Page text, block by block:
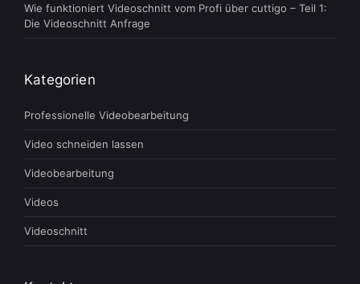
Wie funktioniert Videoschnitt vom Profi über cuttigo – Teil 1:
Die Videoschnitt Anfrage
Kategorien
Professionelle Videobearbeitung
Video schneiden lassen
Videobearbeitung
Videos
Videoschnitt